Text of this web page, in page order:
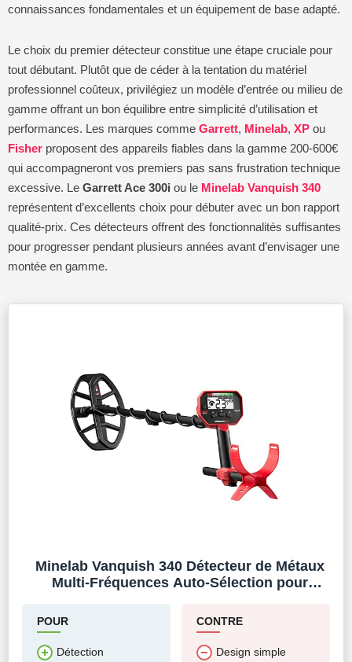
connaissances fondamentales et un équipement de base adapté.
Le choix du premier détecteur constitue une étape cruciale pour
tout débutant. Plutôt que de céder à la tentation du matériel
professionnel coûteux, privilégiez un modèle d’entrée ou milieu de
gamme offrant un bon équilibre entre simplicité d’utilisation et
performances. Les marques comme Garrett, Minelab, XP ou
Fisher proposent des appareils fiables dans la gamme 200-600€
qui accompagneront vos premiers pas sans frustration technique
excessive. Le Garrett Ace 300i ou le Minelab Vanquish 340
représentent d’excellents choix pour débuter avec un bon rapport
qualité-prix. Ces détecteurs offrent des fonctionnalités suffisantes
pour progresser pendant plusieurs années avant d’envisager une
montée en gamme.
Minelab Vanquish 340 Détecteur de Métaux
Multi-Fréquences Auto-Sélection pour
Coil (3 Modes de Détection)
POUR
Détection
CONTRE
Design simple